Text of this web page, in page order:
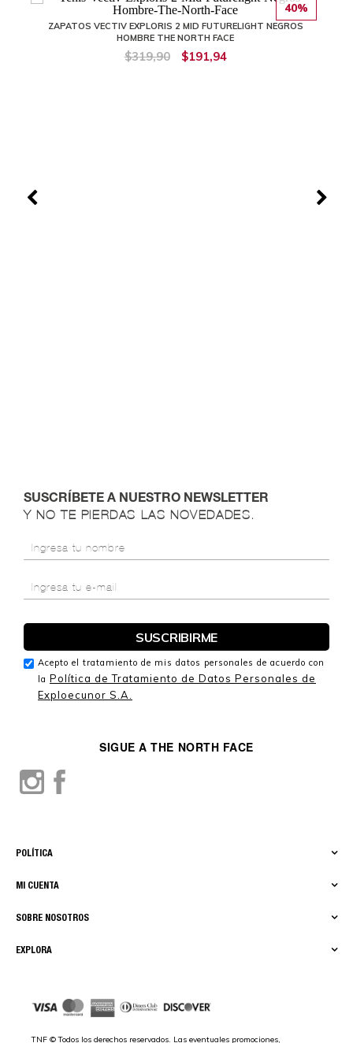
40%
ZAPATOS VECTIV EXPLORIS 2 MID FUTURELIGHT NEGROS
HOMBRE THE NORTH FACE
$319,90 $191,94
EXPLORA
SOBRE NOSOTROS
MI CUENTA
POLÍTICA
SIGUE A THE NORTH FACE
TNF © Todos los derechos reservados. Las eventuales promociones,
SUSCRÍBETE A NUESTRO NEWSLETTER
Y NO TE PIERDAS LAS NOVEDADES.
Acepto el tratamiento de mis datos personales de acuerdo con
la Política de Tratamiento de Datos Personales de
Exploecunor S.A.